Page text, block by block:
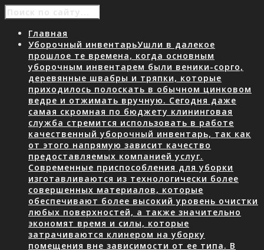
Главная
Уборочный инвентарьУшли в далекое
прошлое те времена, когда основным
уборочным инвентарем были веники-сорго,
деревянные швабры и тряпки, которые
приходилось полоскать в обычном цинковом
ведре и отжимать вручную. Сегодня даже
самая скромная по бюджету клининговая
служба стремится использовать в работе
качественный уборочный инвентарь, так как
от этого напрямую зависит качество
предоставляемых компанией услуг.
Современные приспособления для уборки
изготавливаются из технологически более
совершенных материалов, которые
обеспечивают более высокий уровень очистки
любых поверхностей, а также значительно
экономят время и силы, которые
затрачиваются клинером на уборку
помещения вне зависимости от ее типа. В